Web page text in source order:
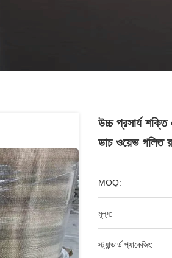
উচ্চ প্রসার্য শক্তি
ডাচ ওয়েভ গলিত
MOQ:
মূল্য:
স্ট্যান্ডার্ড প্যাকেজিং: